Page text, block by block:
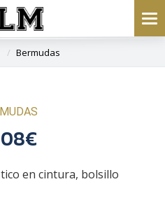
Bermudas
en cintura, bolsillo